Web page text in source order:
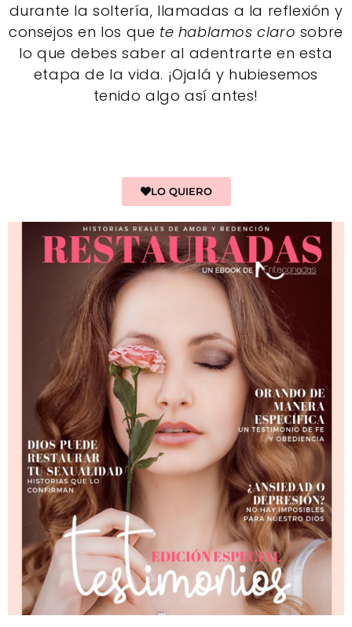
durante la soltería, llamadas a la reflexión y
consejos en los que te hablamos claro sobre
lo que debes saber al adentrarte en esta
etapa de la vida. ¡Ojalá y hubiesemos
tenido algo así antes!
LO QUIERO